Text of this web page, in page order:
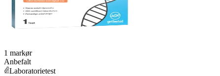
1 markør
Anbefalt
Laboratorietest